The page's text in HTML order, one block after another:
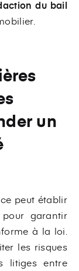
du bail
un
peut établir
pour garantir
à la loi.
les risques
litiges entre